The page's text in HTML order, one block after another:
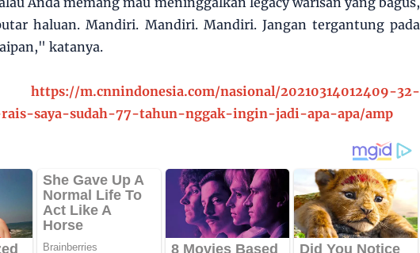
haluan. Mandiri. Mandiri. Mandiri. Jangan tergantung pada
katanya.
https://m.cnnindonesia.com/nasional/20210314012409-32-
rais-saya-sudah-77-tahun-nggak-ingin-jadi-apa-apa/amp